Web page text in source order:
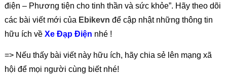
điện – Phương tiện cho tinh thần và sức khỏe”. Hãy theo dõi
các bài viết mới của Ebikevn để cập nhật những thông tin
hữu ích về Xe Đạp Điện nhé !
=> Nếu thấy bài viết này hữu ích, hãy chia sẻ lên mạng xã
hội để mọi người cùng biết nhé!